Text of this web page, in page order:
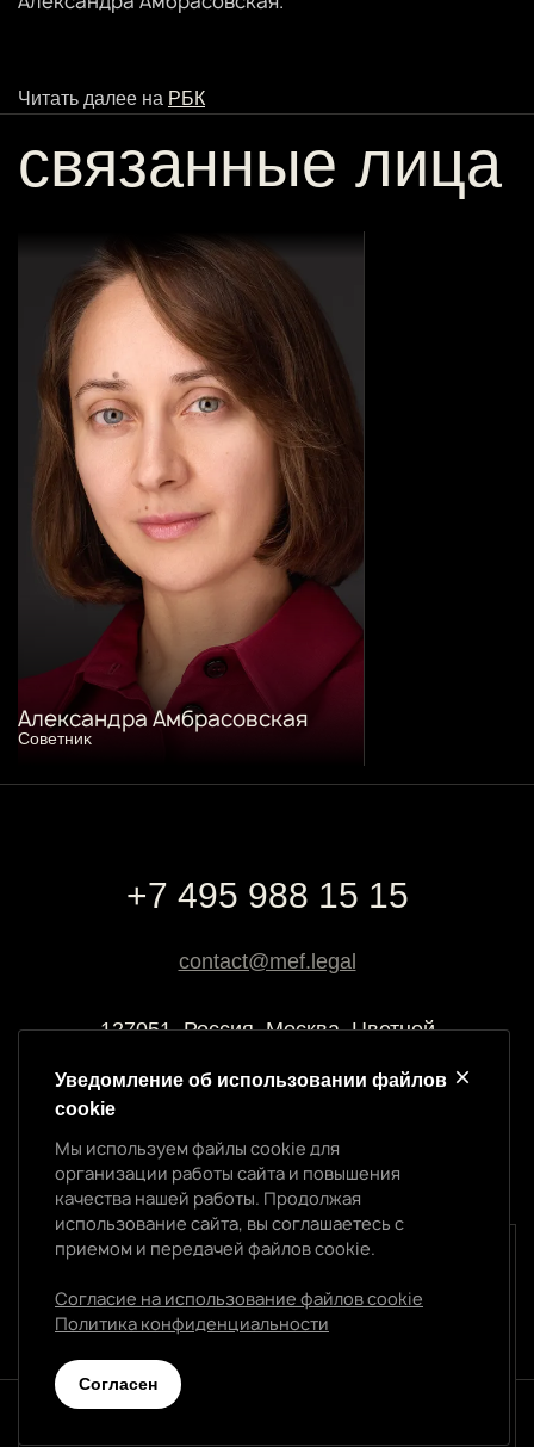
Читать далее на РБК
связанные лица
Александра Амбрасовская
Советниĸ
+7 495 988 15 15
contact@mef.legal
127051, Россия, Москва, Цветной
Реквизиты компании
ООО “МЭФ ЛИГАЛ”
ИНН 7704874992
ОГРН 5147746145718
Политика конфиденциальности
Уведомление об использовании cookie
Мы используем файлы cookie для организации
работы сайта и повышения качества нашей работы.
приемом и передачей файлов cookie.
Уведомление об использовании файлов
cookie
Мы используем файлы cookie для
организации работы сайта и повышения
качества нашей работы. Продолжая
использование сайта, вы соглашаетесь с
приемом и передачей файлов cookie.
Согласие на использование файлов cookie
Политика конфиденциальности
Cогласен